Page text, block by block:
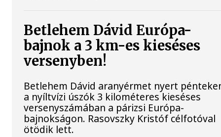
Betlehem Dávid Európa-
bajnok a 3 km-es kieséses
versenyben!
Betlehem Dávid aranyérmet nyert
a nyíltvízi úszók 3 kilométeres kieséses
versenyszámában a párizsi Európa-
bajnokságon. Rasovszky Kristóf célfotóval
ötödik lett.